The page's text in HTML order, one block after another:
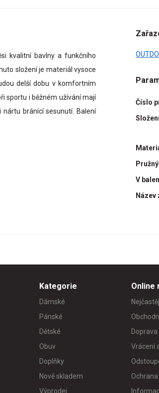
kvalitní bavlny a funkčního
složení je materiál vysoce
delší dobu v komfortním
sportu i běžném užívání mají
bránící sesunutí. Balení
Číslo
V
Název
Kategorie
Dámské
Pánské
Dětské
Obuv
Doplňky
Nově skladem
Výprodej
Online
Vrácení